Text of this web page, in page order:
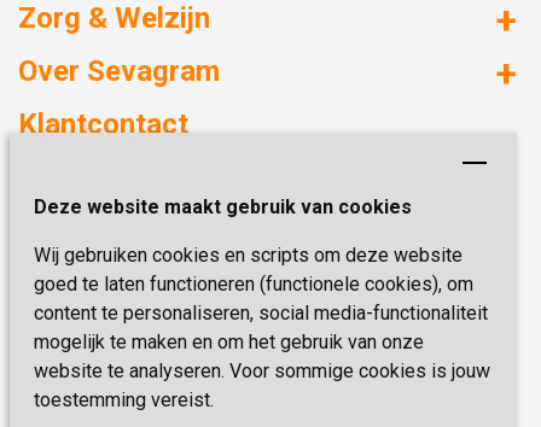
Deze website maakt gebruik van cookies
Wij gebruiken cookies en scripts om deze website
goed te laten functioneren (functionele cookies), om
content te personaliseren, social media-functionaliteit
mogelijk te maken en om het gebruik van onze
website te analyseren. Voor sommige cookies is jouw
toestemming vereist.
Zorg & Welzijn
Huizen met zorg
Onze specialiteiten
Over Sevagram
Duurzaamheid
Kwaliteit & Klantbeleving
Missie & Visie
Vastgoed
Innovatie
Klantcontact
6419 PB Heerlen
Telefoon:0900 777 4 777
E-mail:zorgbemiddeling@sevagram.nl
Schrijf je nu in!
Blijf op de hoogte van de laatste activiteiten en